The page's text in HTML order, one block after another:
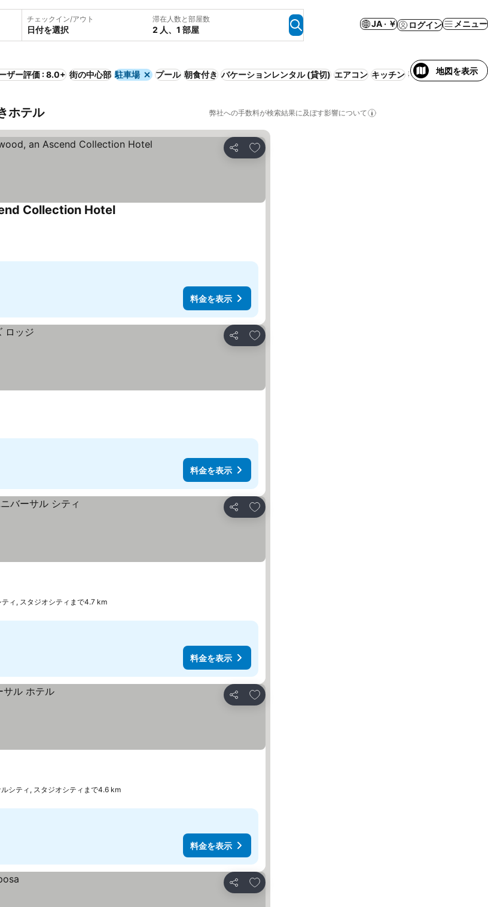
チェックイン/アウト
日付を選択
滞在人数と部屋数
2 人、1 部屋
JA · ￥ ログイン メニュー
ザー評価 : 8.0+ 街の中心部 駐車場 プール 朝食付き バケーションレンタル (貸切) エアコン キッチン 事前払い不要 モー
地図を表示
ホテル 弊社への手数料が検索結果に及ぼす影響について
シェア
お気に入りに追加
Collection Hotel
料金を表示
シェア
お気に入りに追加
料金を表示
シェア
お気に入りに追加
ィ, スタジオシティまで4.7 km
料金を表示
シェア
お気に入りに追加
シティ, スタジオシティまで4.6 km
料金を表示
シェア
お気に入りに追加